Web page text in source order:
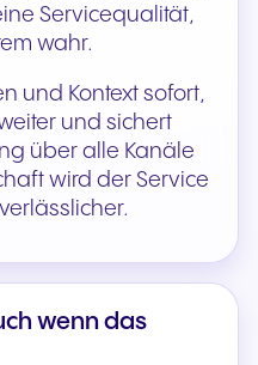
Servicequalität,
wahr.
und Kontext sofort,
und sichert
über alle Kanäle
wird der Service
wenn das